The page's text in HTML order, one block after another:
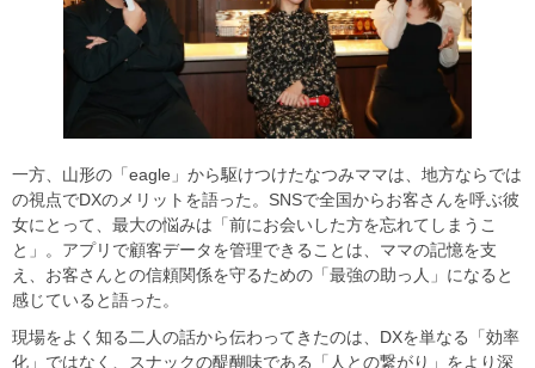
一方、山形の「eagle」から駆けつけたなつみママは、地方ならでは
の視点でDXのメリットを語った。SNSで全国からお客さんを呼ぶ彼
女にとって、最大の悩みは「前にお会いした方を忘れてしまうこ
と」。アプリで顧客データを管理できることは、ママの記憶を支
え、お客さんとの信頼関係を守るための「最強の助っ人」になると
感じていると語った。
現場をよく知る二人の話から伝わってきたのは、DXを単なる「効率
化」ではなく、スナックの醍醐味である「人との繋がり」をより深